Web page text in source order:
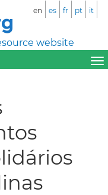
website
en es fr pt it